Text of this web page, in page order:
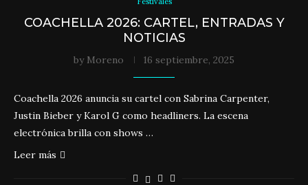
COACHELLA 2026: CARTEL, ENTRADAS Y
NOTICIAS
by Moreno 16 septiembre, 2025
Coachella 2026 anuncia su cartel con Sabrina Carpenter,
Justin Bieber y Karol G como headliners. La escena
electrónica brilla con shows …
Leer más